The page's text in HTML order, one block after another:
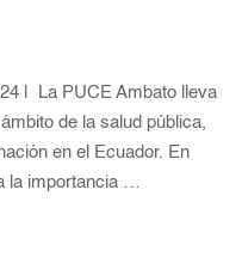
| La PUCE Ambato lleva
de la salud pública,
en el Ecuador. En
la importancia …